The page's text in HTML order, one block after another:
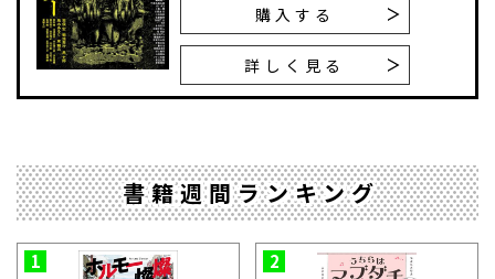
購入する
詳しく見る
書籍週間ランキング
1 2